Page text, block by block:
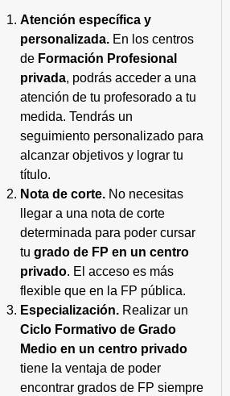
Atención específica y
personalizada. En los centros
de Formación Profesional
privada, podrás acceder a una
atención de tu profesorado a tu
medida. Tendrás un
seguimiento personalizado para
alcanzar objetivos y lograr tu
título.
Nota de corte. No necesitas
llegar a una nota de corte
determinada para poder cursar
tu grado de FP en un centro
privado. El acceso es más
flexible que en la FP pública.
Especialización. Realizar un
Ciclo Formativo de Grado
Medio en un centro privado
tiene la ventaja de poder
encontrar grados de FP siempre